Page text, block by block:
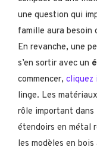
une question qui
famille aura besoin
En revanche, une
s’en sortir avec un
commencer, cliquez
linge. Les
rôle important
étendoirs en métal
les modèles en